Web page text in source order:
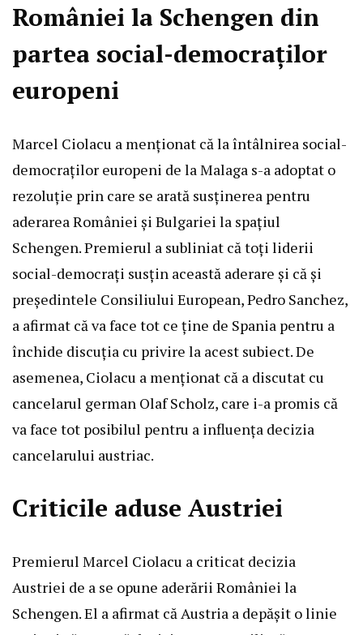
României la Schengen din
partea social-democraților
europeni
Marcel Ciolacu a menționat că la întâlnirea social-
democraților europeni de la Malaga s-a adoptat o
rezoluție prin care se arată susținerea pentru
aderarea României și Bulgariei la spațiul
Schengen. Premierul a subliniat că toți liderii
social-democrați susțin această aderare și că și
președintele Consiliului European, Pedro Sanchez,
a afirmat că va face tot ce ține de Spania pentru a
închide discuția cu privire la acest subiect. De
asemenea, Ciolacu a menționat că a discutat cu
cancelarul german Olaf Scholz, care i-a promis că
va face tot posibilul pentru a influența decizia
cancelarului austriac.
Criticile aduse Austriei
Premierul Marcel Ciolacu a criticat decizia
Austriei de a se opune aderării României la
Schengen. El a afirmat că Austria a depășit o linie